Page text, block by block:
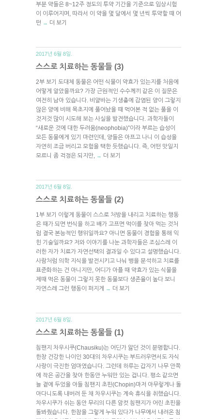
부분 약들은 8~12주 정도의 투약 기간을 기준으로 임상시험
이 이루어지며, 따라서 이 약을 몇 달에서 몇 년씩 투약할 때 어
떤 → 더 보기
2017년 6월 8일.
스스로 치료하는 동물들 (3)
2부 보기 도대체 동물은 어떤 식물이 약효가 있는지를 처음에
어떻게 알았을까요? 가장 근원적인 수수께끼 같은 이 질문은
여전히 남아 있습니다. 비얄바는 기생충에 감염된 양이 그렇지
않은 양에 비해 목초지에 풀어놨을 때 먹어본 적 없는 풀을 이
것저것 많이 시도해 보는 사실을 발견했습니다. 과학자들이
“새로운 것에 대한 두려움(neophobia)”이라 부르는 습성이
모든 동물에게 있기 마련인데, 양들은 아프고 나니 이 습성을
자연히 조금 버리고 모험을 택한 듯했습니다. 즉, 어떤 맛일지
모르니 좀 걱정은 되지만,
→ 더 보기
2017년 6월 8일.
스스로 치료하는 동물들 (2)
1부 보기 이렇게 동물이 스스로 처방을 내리고 치료하는 행동
은 때가 되면 번식을 하고 배가 고프면 먹이를 찾아 먹는 것처
럼 결국 본능적인 행위일까요? 아니면 동물이 경험을 통해 익
힌 기술일까요? 저와 이야기를 나눈 과학자들은 조심스레 이
러한 자가 치료가 자연선택의 결과일 수 있다고 설명했습니다.
사람처럼 의학 지식을 발전시키고 나눠 병을 분석하고 치료를
표준화하는 건 아니지만, 어디가 아플 때 약효가 있는 식물을
제때 먹은 동물이 그렇지 못한 동물보다 생존율이 높다 보니
자연스레 그런 행동이 퍼지게
→ 더 보기
2017년 6월 8일.
스스로 치료하는 동물들 (1)
침팬지 차우시쿠(Chausiku)는 어딘가 앓던 것이 분명합니다.
한창 건강한 나이인 30대의 차우시쿠는 부드러우면서도 자식
사랑이 극진한 엄마였습니다. 그런데 하루는 갑자기 나무 안쪽
에 작은 공간을 찾아 한동안 누워만 있는 겁니다. 평소 같으면
늘 곁에 두었을 아들 침팬지 초핀(Chopin)마저 아무렇게나 돌
아다니도록 내버려 둔 채 차우시쿠는 계속 휴식을 취했습니다.
차우시쿠가 쉬는 동안 무리의 다른 암컷 침팬지가 어린 초핀을
돌봐줬습니다. 한참을 그렇게 누워 있다가 나무에서 내려온 침